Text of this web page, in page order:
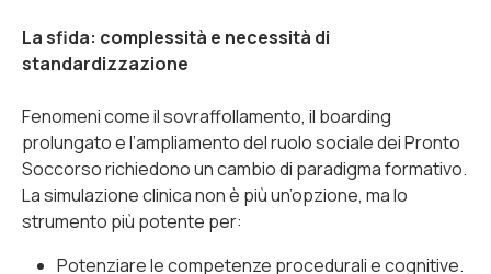
La sfida: complessità e necessità di
standardizzazione
Fenomeni come il sovraffollamento, il boarding
prolungato e l’ampliamento del ruolo sociale dei Pronto
Soccorso richiedono un cambio di paradigma formativo.
La simulazione clinica non è più un’opzione, ma lo
strumento più potente per:
Potenziare le competenze procedurali e cognitive.